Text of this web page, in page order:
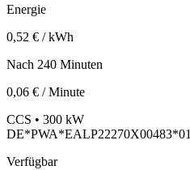
Energie
0,52 € / kWh
Nach 240 Minuten
0,06 € / Minute
CCS • 300 kW
DE*PWA*EALP22270X00483*01
Verfügbar